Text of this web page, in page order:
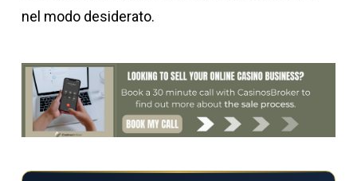
nel modo desiderato.